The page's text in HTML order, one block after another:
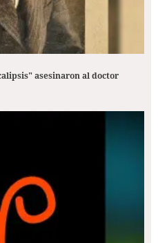
asesinaron al doctor